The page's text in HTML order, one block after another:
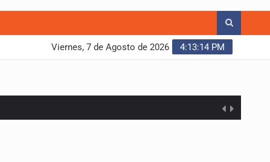
4:13:15 PM
Viernes, 7 de Agosto de 2026